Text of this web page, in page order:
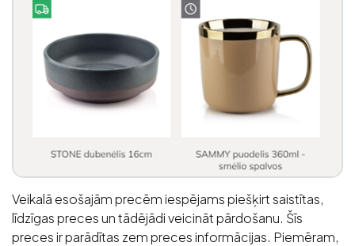
Veikalā esošajām precēm iespējams piešķirt saistītas,
līdzīgas preces un tādējādi veicināt pārdošanu. Šīs
preces ir parādītas zem preces informācijas. Piemēram,